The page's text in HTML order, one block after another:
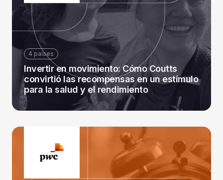
4 países
Invertir en movimiento: Cómo Coutts
convirtió las recompensas en un estímulo
para la salud y el rendimiento